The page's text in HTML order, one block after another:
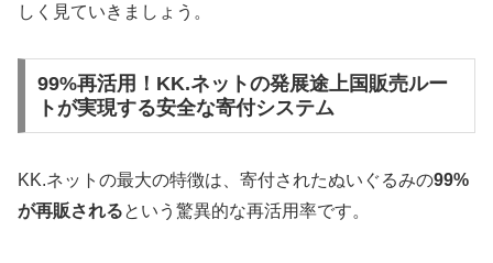
しく見ていきましょう。
99%再活用！KK.ネットの発展途上国販売ルー
トが実現する安全な寄付システム
KK.ネットの最大の特徴は、寄付されたぬいぐるみの99%
が再販されるという驚異的な再活用率です。